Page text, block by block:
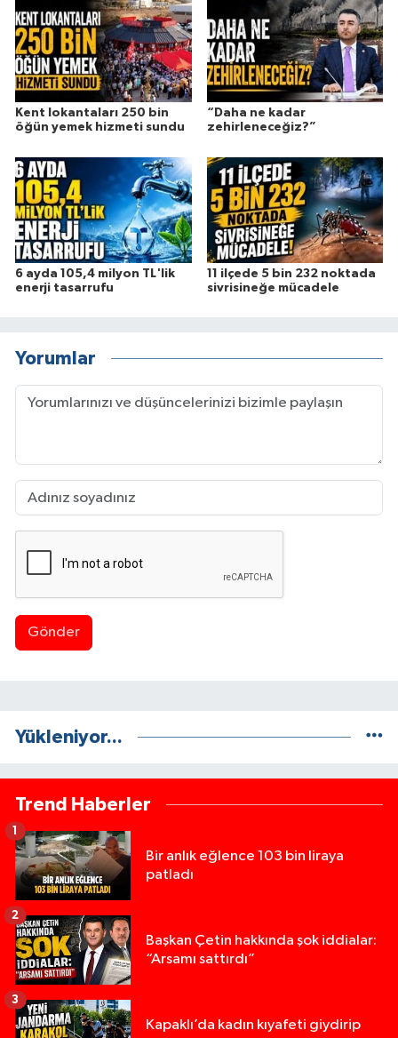
Kent lokantaları 250 bin
öğün yemek hizmeti sundu
“Daha ne kadar
zehirleneceğiz?”
6 ayda 105,4 milyon TL'lik
enerji tasarrufu
11 ilçede 5 bin 232 noktada
sivrisineğe mücadele
Yorumlar
Gönder
Yükleniyor...
Trend Haberler
Bir anlık eğlence 103 bin liraya
patladı
1
Başkan Çetin hakkında şok iddialar:
“Arsamı sattırdı”
2
Kapaklı’da kadın kıyafeti giydirip
3